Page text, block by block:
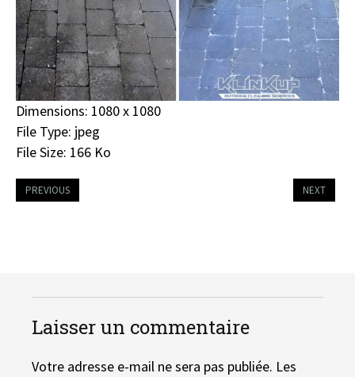
Dimensions: 1080 x 1080
File Type: jpeg
File Size: 166 Ko
PREVIOUS NEXT
Laisser un commentaire
Votre adresse e-mail ne sera pas publiée. Les